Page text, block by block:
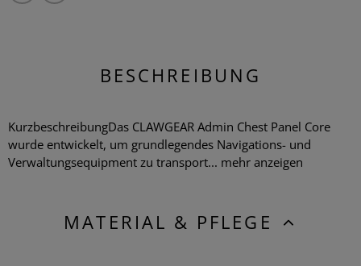
BESCHREIBUNG
KurzbeschreibungDas CLAWGEAR Admin Chest Panel Core
wurde entwickelt, um grundlegendes Navigations- und
Verwaltungsequipment zu transport... mehr anzeigen
MATERIAL & PFLEGE